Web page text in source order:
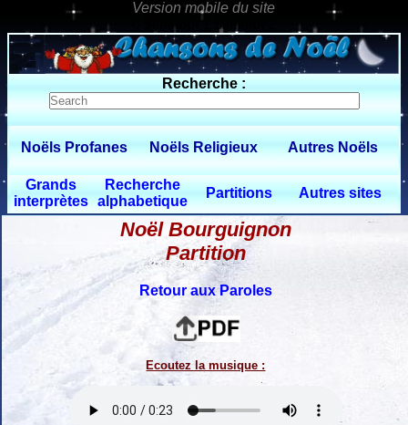
0 $limitbot 1 $limittot 2
Recherche :
Noëls Profanes Noëls Religieux Autres Noëls
Grands
interprètes
Recherche
alphabetique
Partitions Autres sites
Noël Bourguignon
Partition
Retour aux Paroles
Ecoutez la musique :